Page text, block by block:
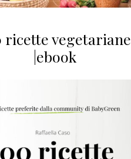
ricette vegetariane
|ebook